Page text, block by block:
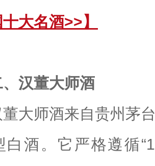
十大名酒>>】
汉董大师酒
董大师酒来自贵州茅
白酒。它严格遵循